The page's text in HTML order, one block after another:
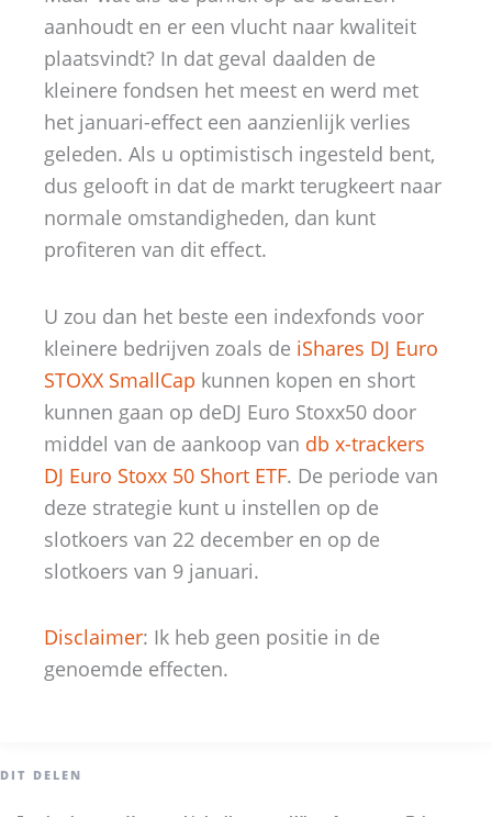
aanhoudt en er een vlucht naar kwaliteit
plaatsvindt? In dat geval daalden de
kleinere fondsen het meest en werd met
het januari-effect een aanzienlijk verlies
geleden. Als u optimistisch ingesteld bent,
dus gelooft in dat de markt terugkeert naar
normale omstandigheden, dan kunt
profiteren van dit effect.
U zou dan het beste een indexfonds voor
kleinere bedrijven zoals de iShares DJ Euro
STOXX SmallCap kunnen kopen en short
kunnen gaan op deDJ Euro Stoxx50 door
middel van de aankoop van db x-trackers
DJ Euro Stoxx 50 Short ETF. De periode van
deze strategie kunt u instellen op de
slotkoers van 22 december en op de
slotkoers van 9 januari.
Disclaimer: Ik heb geen positie in de
genoemde effecten.